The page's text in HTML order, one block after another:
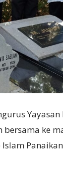
Yayasan
ke